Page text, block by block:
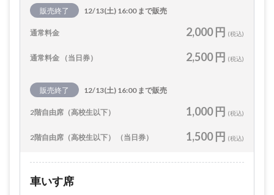
販売終了 12/13(土) 16:00 まで販売
通常料金 2,000 円 (税込)
通常料金 （当日券） 2,500 円 (税込)
販売終了 12/13(土) 16:00 まで販売
2階自由席（高校生以下） 1,000 円 (税込)
2階自由席（高校生以下） （当日券） 1,500 円 (税込)
車いす席